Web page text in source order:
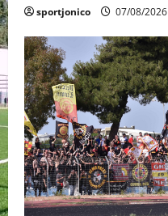
sportjonico 07/08/2026